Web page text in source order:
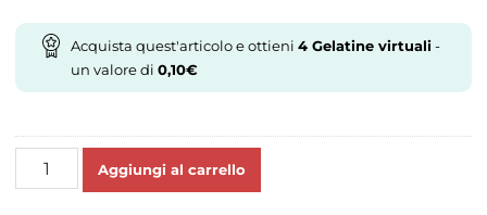
Acquista quest'articolo e ottieni 4Gelatine virtuali-
un valore di 0,10€
PIROTTINI
Aggiungi al carrello